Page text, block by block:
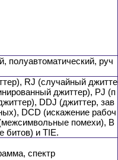
полуавтоматический, руч
RJ (случайный джитте
джиттер), PJ (п
DDJ (джиттер, зав
DCD (искажение рабоч
помехи), B
битов) и TIE.
спектр